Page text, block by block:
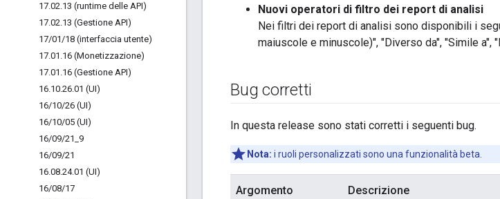
17.02.13 (runtime delle API)
17.02.13 (Gestione API)
17/01/18 (interfaccia utente)
17.01 .16 (Monetizzazione)
17.01 .16 (Gestione API)
16.10.26.01 (UI)
16/10/26 (UI)
16/10/05 (UI)
16/09/21 9
16/09/21
16.08.24.01 (UI)
16/08/17
Nuovi operatori di filtro dei report di analisi
Nei filtri dei report di analisi sono disponibili i
maiuscole e minuscole)", "Diverso da", "Simile a",
Bug corretti
In questa release sono stati corretti i seguenti bug.
Nota: i ruoli personalizzati sono una funzionalità beta.
Argomento Descrizione